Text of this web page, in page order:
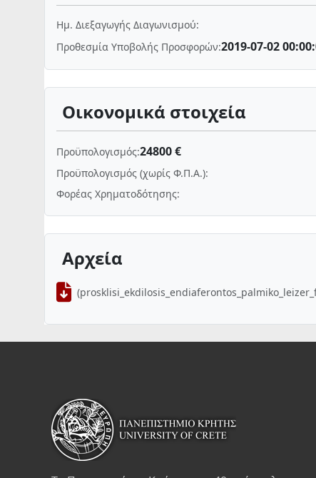
Ημ. Διεξαγωγής Διαγωνισμού:
Προθεσμία Υποβολής Προσφορών:2019-07-02
Οικονομικά στοιχεία
Προϋπολογισμός:24800 €
Προϋπολογισμός (χωρίς Φ.Π.Α.):
Φορέας Χρηματοδότησης:
Αρχεία